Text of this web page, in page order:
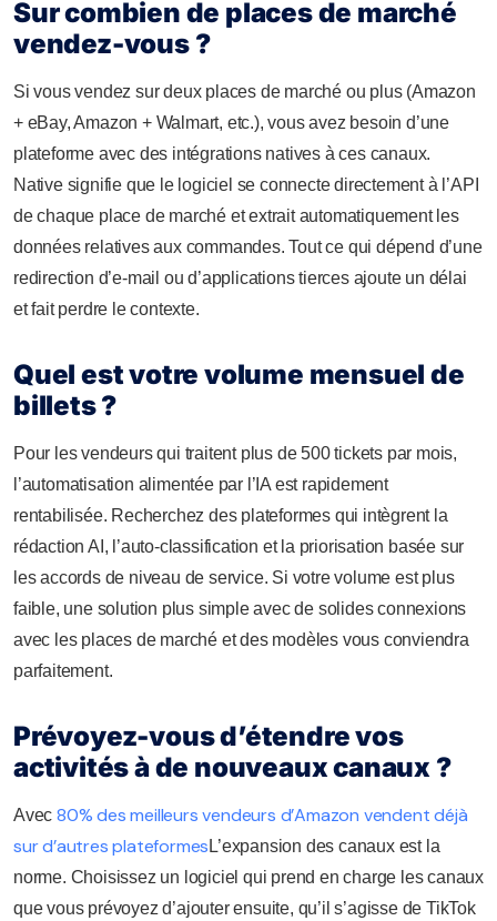
Sur combien de places de marché
vendez-vous ?
Si vous vendez sur deux places de marché ou plus (Amazon
+ eBay, Amazon + Walmart, etc.), vous avez besoin d’une
plateforme avec des intégrations natives à ces canaux.
Native signifie que le logiciel se connecte directement à l’API
de chaque place de marché et extrait automatiquement les
données relatives aux commandes. Tout ce qui dépend d’une
redirection d’e-mail ou d’applications tierces ajoute un délai
et fait perdre le contexte.
Quel est votre volume mensuel de
billets ?
Pour les vendeurs qui traitent plus de 500 tickets par mois,
l’automatisation alimentée par l’IA est rapidement
rentabilisée. Recherchez des plateformes qui intègrent la
rédaction AI, l’auto-classification et la priorisation basée sur
les accords de niveau de service. Si votre volume est plus
faible, une solution plus simple avec de solides connexions
avec les places de marché et des modèles vous conviendra
parfaitement.
Prévoyez-vous d’étendre vos
activités à de nouveaux canaux ?
Avec 80% des meilleurs vendeurs d’Amazon vendent déjà
sur d’autres plateformesL’expansion des canaux est la
norme. Choisissez un logiciel qui prend en charge les canaux
que vous prévoyez d’ajouter ensuite, qu’il s’agisse de TikTok